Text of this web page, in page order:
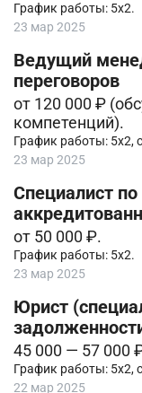
График работы: 5х2.
23 мар 2025
Ведущий
переговоров
от 120 000 ₽
компетенций).
График работы: 5х2,
23 мар 2025
Специалист по
от 50 000 ₽.
График работы: 5х2.
23 мар 2025
Юрист
45 000 — 57 000
График работы: 5х2,
22 мар 2025